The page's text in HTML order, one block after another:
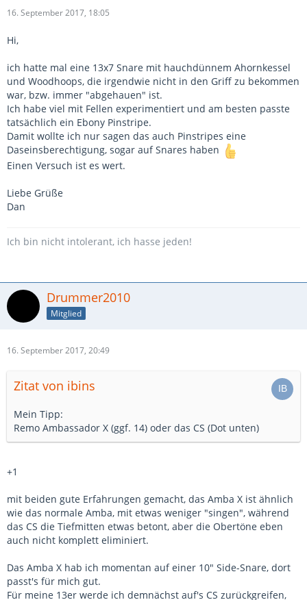
16. September 2017, 18:05
Hi,
ich hatte mal eine 13x7 Snare mit hauchdünnem Ahornkessel
und Woodhoops, die irgendwie nicht in den Griff zu bekommen
war, bzw. immer "abgehauen" ist.
Ich habe viel mit Fellen experimentiert und am besten passte
tatsächlich ein Ebony Pinstripe.
Damit wollte ich nur sagen das auch Pinstripes eine
Daseinsberechtigung, sogar auf Snares haben
Einen Versuch ist es wert.
Liebe Grüße
Dan
Ich bin nicht intolerant, ich hasse jeden!
Drummer2010
Mitglied
16. September 2017, 20:49
Zitat von ibins
Mein Tipp:
Remo Ambassador X (ggf. 14) oder das CS (Dot unten)
+1
mit beiden gute Erfahrungen gemacht, das Amba X ist ähnlich
wie das normale Amba, mit etwas weniger "singen", während
das CS die Tiefmitten etwas betont, aber die Obertöne eben
auch nicht komplett eliminiert.
Das Amba X hab ich momentan auf einer 10" Side-Snare, dort
passt's für mich gut.
Für meine 13er werde ich demnächst auf's CS zurückgreifen,